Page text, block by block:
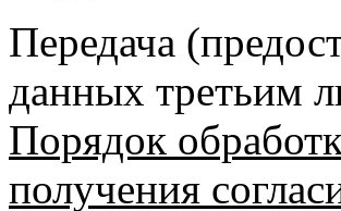
Передача
данных третьим
Порядок
получения